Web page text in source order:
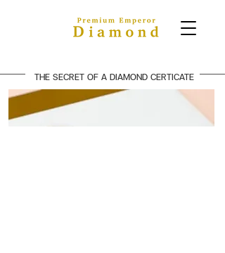
THE SECRET OF A DIAMOND CERTICATE